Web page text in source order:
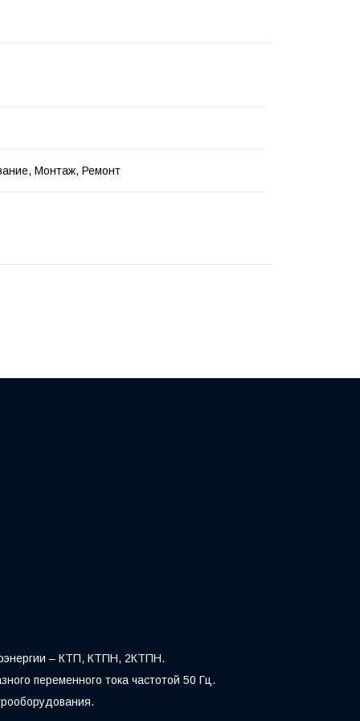
Монтаж, Ремонт
– КТП, КТПН, 2КТПН.
переменного тока частотой 50 Гц.